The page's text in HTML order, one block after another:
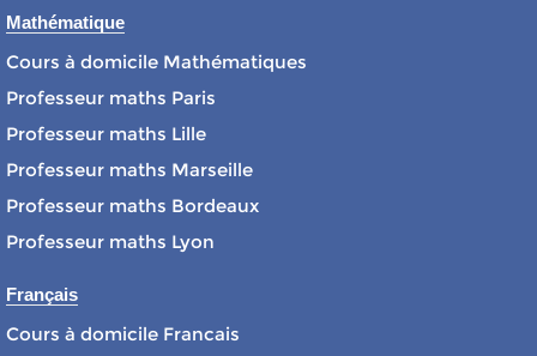
Mathématique
Cours à domicile Mathématiques
Professeur maths Paris
Professeur maths Lille
Professeur maths Marseille
Professeur maths Bordeaux
Professeur maths Lyon
Français
Cours à domicile Francais